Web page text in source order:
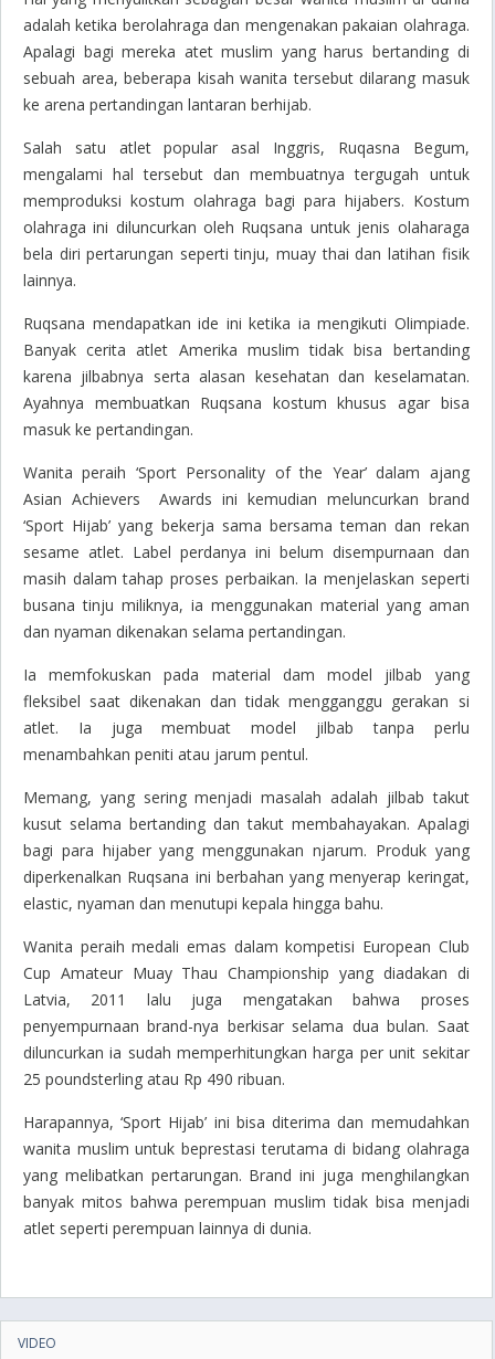
adalah ketika berolahraga dan mengenakan pakaian olahraga.
Apalagi bagi mereka atet muslim yang harus bertanding di
sebuah area, beberapa kisah wanita tersebut dilarang masuk
ke arena pertandingan lantaran berhijab.
Salah satu atlet popular asal Inggris, Ruqasna Begum,
mengalami hal tersebut dan membuatnya tergugah untuk
memproduksi kostum olahraga bagi para hijabers. Kostum
olahraga ini diluncurkan oleh Ruqsana untuk jenis olaharaga
bela diri pertarungan seperti tinju, muay thai dan latihan fisik
lainnya.
Ruqsana mendapatkan ide ini ketika ia mengikuti Olimpiade.
Banyak cerita atlet Amerika muslim tidak bisa bertanding
karena jilbabnya serta alasan kesehatan dan keselamatan.
Ayahnya membuatkan Ruqsana kostum khusus agar bisa
masuk ke pertandingan.
Wanita peraih ‘Sport Personality of the Year’dalam ajang
Asian Achievers Awards ini kemudian meluncurkan brand
‘Sport Hijab’ yang bekerja sama bersama teman dan rekan
sesame atlet. Label perdanya ini belum disempurnaan dan
masih dalam tahap proses perbaikan. Ia menjelaskan seperti
busana tinju miliknya, ia menggunakan material yang aman
dan nyaman dikenakan selama pertandingan.
Ia memfokuskan pada material dam model jilbab yang
fleksibel saat dikenakan dan tidak mengganggu gerakan si
atlet. Ia juga membuat model jilbab tanpa perlu
menambahkan peniti atau jarum pentul.
Memang, yang sering menjadi masalah adalah jilbab takut
kusut selama bertanding dan takut membahayakan. Apalagi
bagi para hijaber yang menggunakan njarum. Produk yang
diperkenalkan Ruqsana ini berbahan yang menyerap keringat,
elastic, nyaman dan menutupi kepala hingga bahu.
Wanita peraih medali emas dalam kompetisi European Club
Cup Amateur Muay Thau Championship yang diadakan di
Latvia, 2011 lalu juga mengatakan bahwa proses
penyempurnaan brand-nya berkisar selama dua bulan. Saat
diluncurkan ia sudah memperhitungkan harga per unit sekitar
25 poundsterling atau Rp 490 ribuan.
Harapannya, ‘Sport Hijab’ ini bisa diterima dan memudahkan
wanita muslim untuk beprestasi terutama di bidang olahraga
yang melibatkan pertarungan. Brand ini juga menghilangkan
banyak mitos bahwa perempuan muslim tidak bisa menjadi
atlet seperti perempuan lainnya di dunia.
VIDEO